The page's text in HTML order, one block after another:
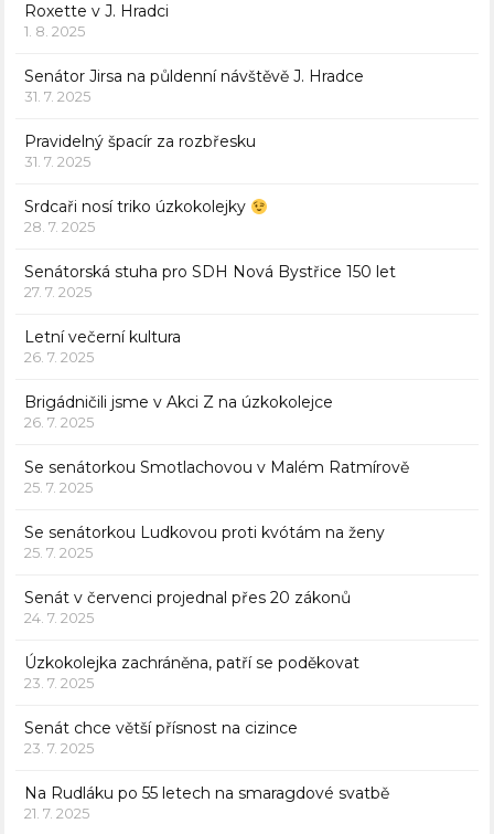
Roxette v J. Hradci
1. 8. 2025
Senátor Jirsa na půldenní návštěvě J. Hradce
31. 7. 2025
Pravidelný špacír za rozbřesku
31. 7. 2025
Srdcaři nosí triko úzkokolejky
28. 7. 2025
Senátorská stuha pro SDH Nová Bystřice 150 let
27. 7. 2025
Letní večerní kultura
26. 7. 2025
Brigádničili jsme v Akci Z na úzkokolejce
26. 7. 2025
Se senátorkou Smotlachovou v Malém Ratmírově
25. 7. 2025
Se senátorkou Ludkovou proti kvótám na ženy
25. 7. 2025
Senát v červenci projednal přes 20 zákonů
24. 7. 2025
Úzkokolejka zachráněna, patří se poděkovat
23. 7. 2025
Senát chce větší přísnost na cizince
23. 7. 2025
Na Rudláku po 55 letech na smaragdové svatbě
21. 7. 2025